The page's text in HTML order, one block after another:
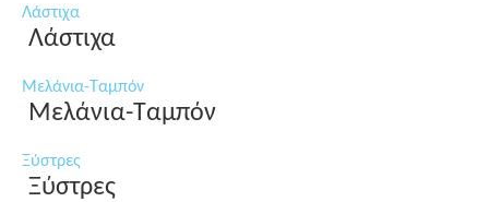
Λάστιχα
Λάστιχα
Μελάνια-Ταμπόν
Μελάνια-Ταμπόν
Ξύστρες
Ξύστρες